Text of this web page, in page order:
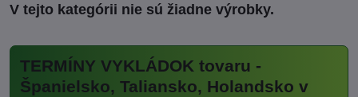
TERMÍNY VYKLÁDOK tovaru -
Španielsko, Taliansko, Holandsko v